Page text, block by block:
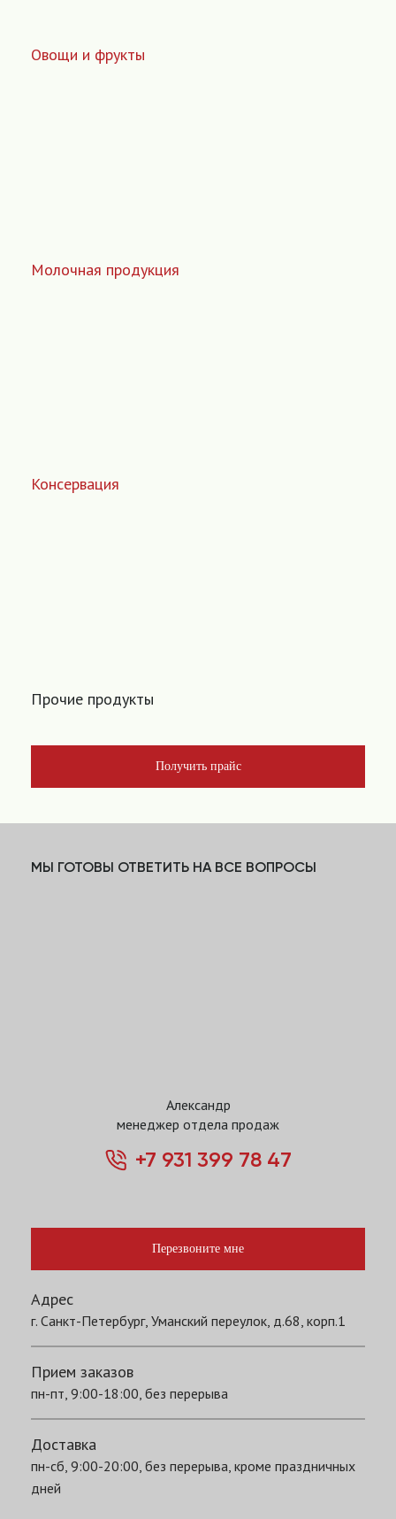
Овощи и фрукты
Молочная продукция
Консервация
Прочие продукты
Получить прайс
МЫ ГОТОВЫ ОТВЕТИТЬ НА ВСЕ ВОПРОСЫ
Александр
менеджер отдела продаж
+7 931 399 78 47
Перезвоните мне
Адрес
г. Санкт-Петербург, Уманский переулок, д.68, корп.1
Прием заказов
пн-пт, 9:00-18:00, без перерыва
Доставка
пн-сб, 9:00-20:00, без перерыва, кроме праздничных
дней